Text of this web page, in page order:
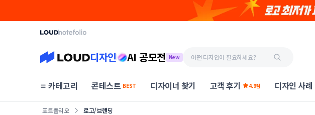
디자인 AI 공모전 New
카테고리 콘테스트 BEST 디자이너 찾기 고객 후기 4.9점 디자인 사례
포트폴리오 로고/브랜딩